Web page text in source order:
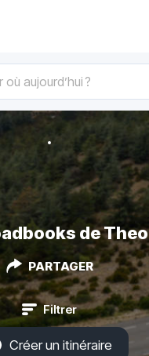
de Theo
PARTAGER
Filtrer
Créer un itinéraire